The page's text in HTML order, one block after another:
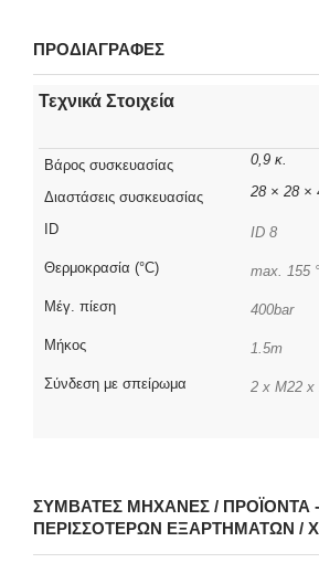
ΠΡΟΔΙΑΓΡΑΦΕΣ
Τεχνικά Στοιχεία
Βάρος συσκευασίας 0,9 κ.
Διαστάσεις συσκευασίας 28 × 28 ×
ID ID 8
Θερμοκρασία (°C) max. 155
Μέγ. πίεση 400bar
Μήκος 1.5m
Σύνδεση με σπείρωμα 2 x M22 x
ΣΥΜΒΑΤΈΣ ΜΗΧΑΝΈΣ / ΠΡΟΪΌΝΤΑ
ΠΕΡΙΣΣΌΤΕΡΩΝ ΕΞΑΡΤΗΜΆΤΩΝ /